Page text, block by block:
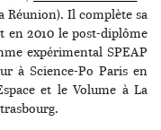
Réunion). Il complète sa
2010 le post-diplôme
expérimental SPEAP
à Science-Po Paris en
et le Volume à La